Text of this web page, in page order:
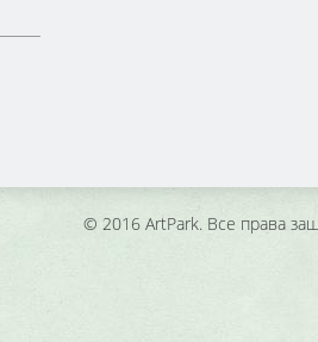
© 2016 ArtPark. Все права